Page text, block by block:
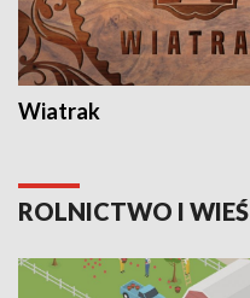
Wiatrak
ROLNICTWO I WIEŚ